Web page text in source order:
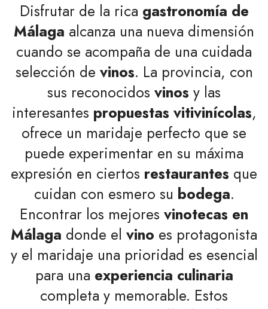
Disfrutar de la rica gastronomía de
Málaga alcanza una nueva dimensión
cuando se acompaña de una cuidada
selección de vinos. La provincia, con
sus reconocidos vinos y las
interesantes propuestas vitivinícolas,
ofrece un maridaje perfecto que se
puede experimentar en su máxima
expresión en ciertos restaurantes que
cuidan con esmero su bodega.
Encontrar los mejores vinotecas en
Málaga donde el vino es protagonista
y el maridaje una prioridad es esencial
para una experiencia culinaria
completa y memorable. Estos